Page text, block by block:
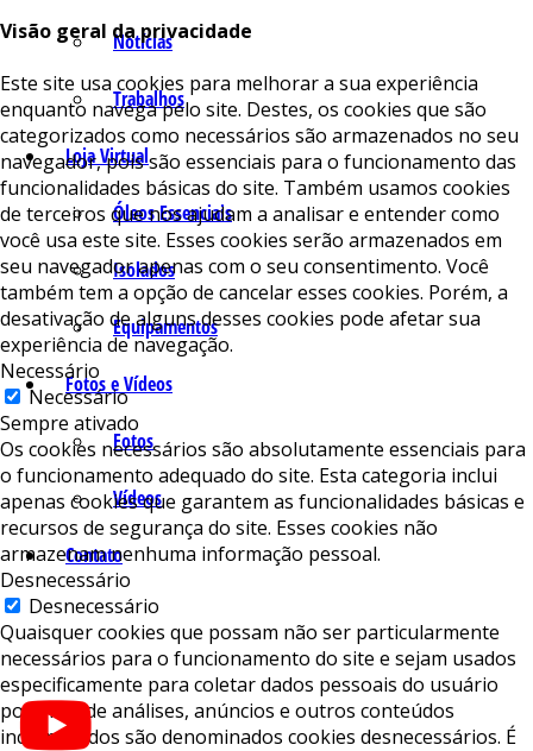
Notícias
Trabalhos
Loja Virtual
Óleos Essenciais
Isolados
Equipamentos
Fotos e Vídeos
Fotos
Vídeos
Contato
Visão geral da privacidade
Este site usa cookies para melhorar a sua experiência
enquanto navega pelo site. Destes, os cookies que são
categorizados como necessários são armazenados no seu
navegador, pois são essenciais para o funcionamento das
funcionalidades básicas do site. Também usamos cookies
de terceiros que nos ajudam a analisar e entender como
você usa este site. Esses cookies serão armazenados em
seu navegador apenas com o seu consentimento. Você
também tem a opção de cancelar esses cookies. Porém, a
desativação de alguns desses cookies pode afetar sua
experiência de navegação.
Necessário
Necessário
Sempre ativado
Os cookies necessários são absolutamente essenciais para
o funcionamento adequado do site. Esta categoria inclui
apenas cookies que garantem as funcionalidades básicas e
recursos de segurança do site. Esses cookies não
armazenam nenhuma informação pessoal.
Desnecessário
Desnecessário
Quaisquer cookies que possam não ser particularmente
necessários para o funcionamento do site e sejam usados ​​
especificamente para coletar dados pessoais do usuário
por meio de análises, anúncios e outros conteúdos
incorporados são denominados cookies desnecessários. É